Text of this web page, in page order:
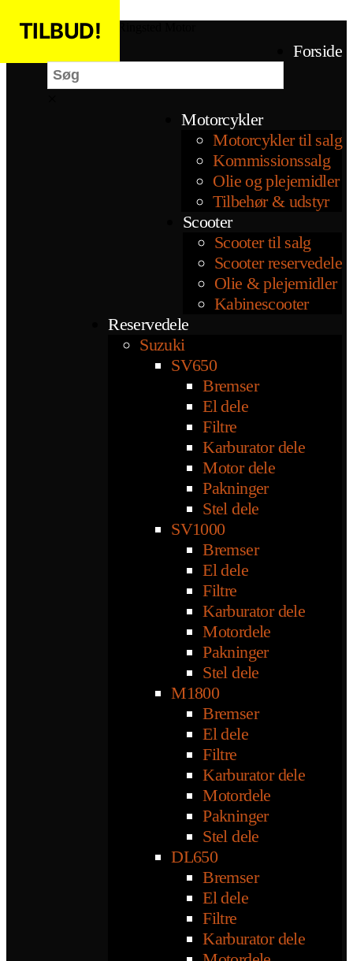
Forside
Motorcykler
Motorcykler til salg
Kommissionssalg
Olie og plejemidler
Tilbehør & udstyr
Scooter
Scooter til salg
Scooter reservedele
Olie & plejemidler
Kabinescooter
Reservedele
Suzuki
SV650
Bremser
El dele
Filtre
Karburator dele
Motor dele
Pakninger
Stel dele
SV1000
Bremser
El dele
Filtre
Karburator dele
Motordele
Pakninger
Stel dele
M1800
Bremser
El dele
Filtre
Karburator dele
Motordele
Pakninger
Stel dele
DL650
Bremser
El dele
Filtre
Karburator dele
TILBUD!
TILBUD!